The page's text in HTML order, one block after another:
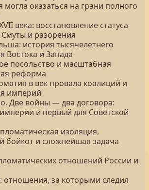
могла оказаться на грани полного
века: восстановление статуса
и разорения
история тысячелетнего
Востока и Запада
посольство и масштабная
реформа
в век провала коалиций и
империй
Две войны — два договора:
и первый для Советской
изоляция,
бойкот и сложнейшая задача
отношений России и
за которыми следил